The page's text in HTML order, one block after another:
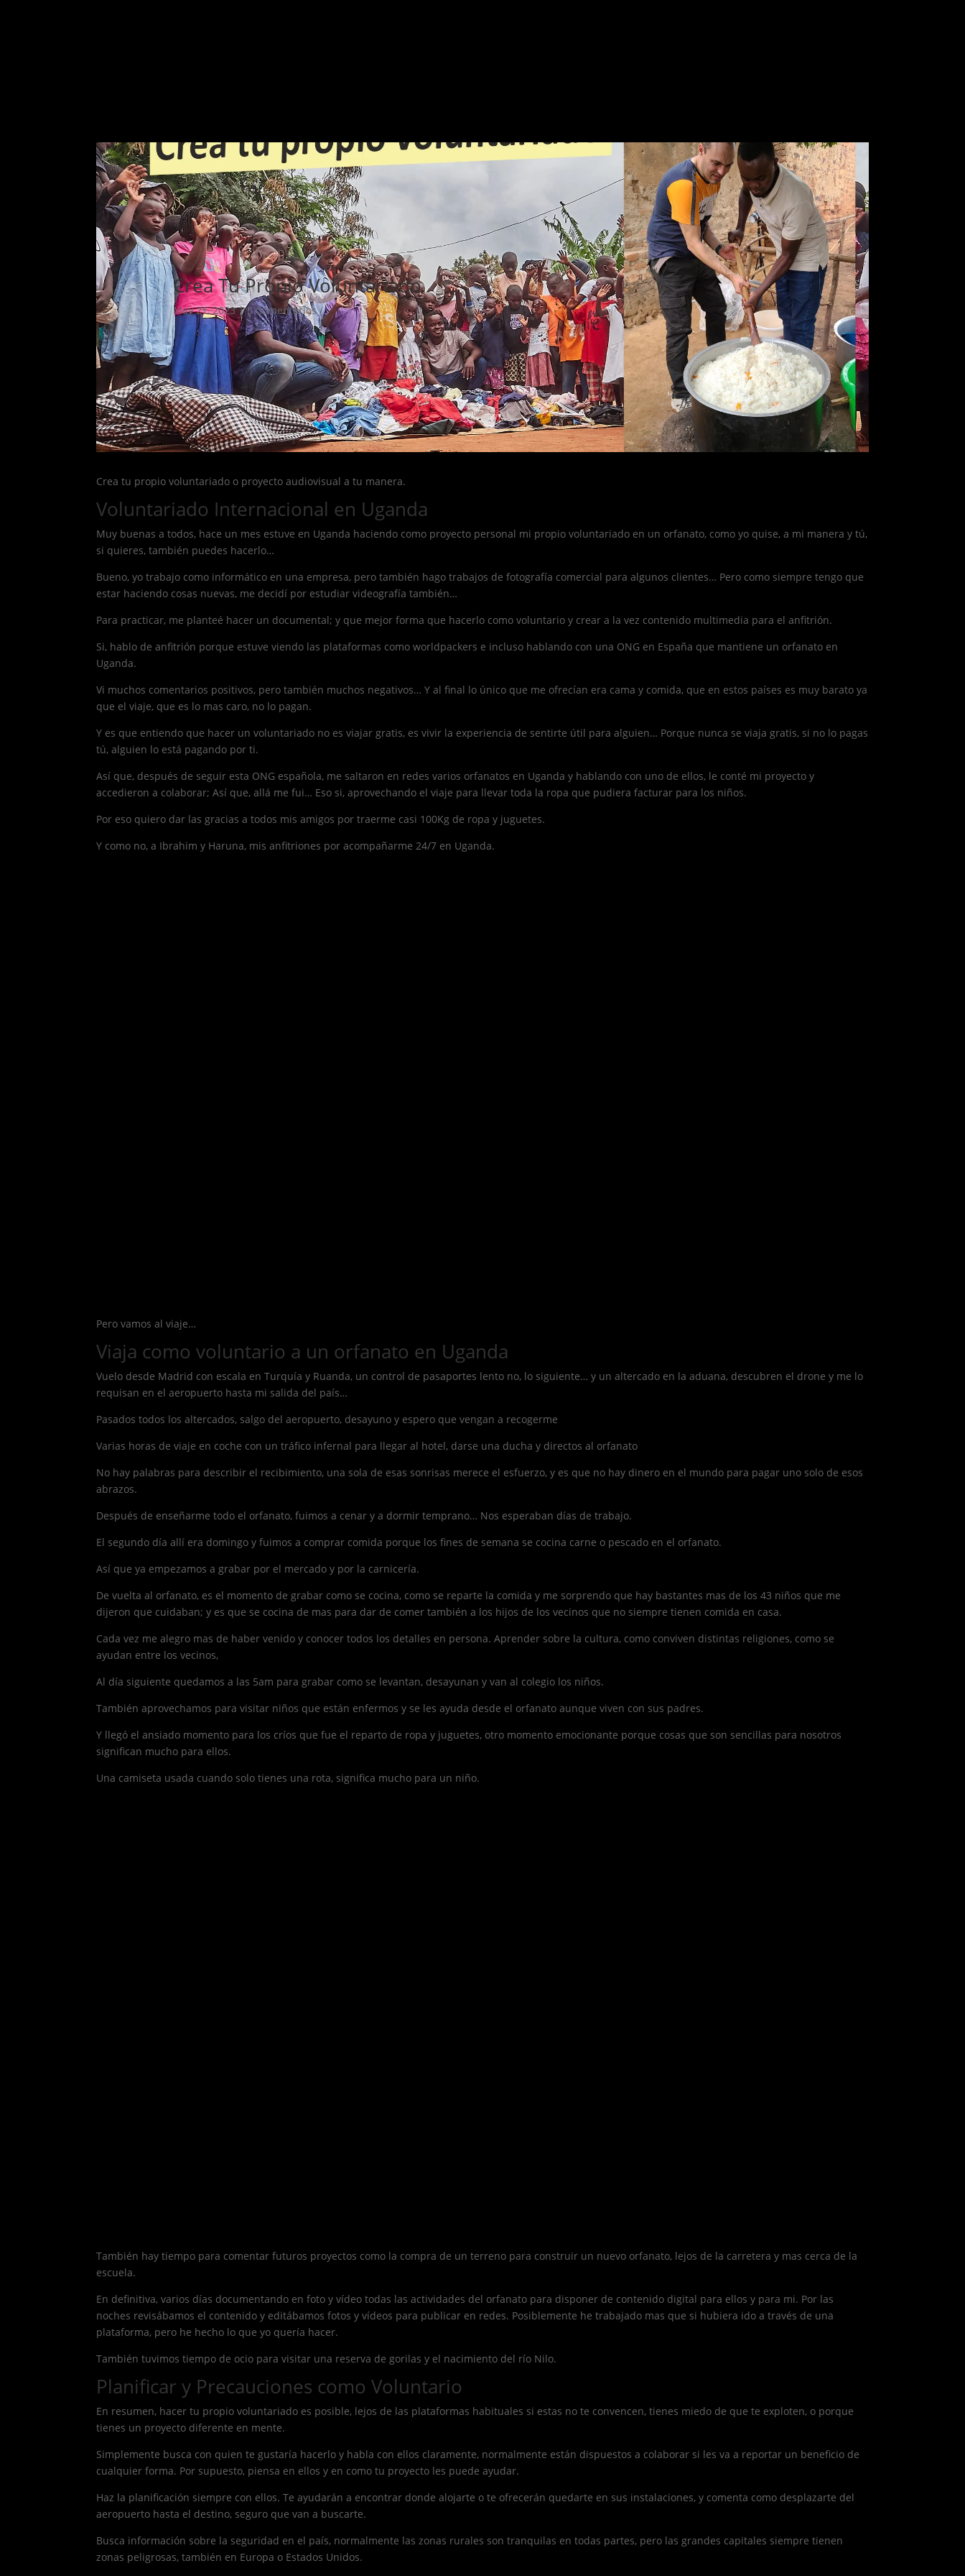
Crea Tu Propio Voluntariado
May 21, 2023|0 Comentarios
Crea tu propio voluntariado o proyecto audiovisual a tu manera.
Voluntariado Internacional en Uganda
Muy buenas a todos, hace un mes estuve en Uganda haciendo como proyecto personal mi propio voluntariado en un orfanato, como yo quise, a mi manera y tú,
si quieres, también puedes hacerlo…
Bueno, yo trabajo como informático en una empresa, pero también hago trabajos de fotografía comercial para algunos clientes… Pero como siempre tengo que
estar haciendo cosas nuevas, me decidí por estudiar videografía también…
Para practicar, me planteé hacer un documental; y que mejor forma que hacerlo como voluntario y crear a la vez contenido multimedia para el anfitrión.
Si, hablo de anfitrión porque estuve viendo las plataformas como worldpackers e incluso hablando con una ONG en España que mantiene un orfanato en
Uganda.
Vi muchos comentarios positivos, pero también muchos negativos… Y al final lo único que me ofrecían era cama y comida, que en estos países es muy barato ya
que el viaje, que es lo mas caro, no lo pagan.
Y es que entiendo que hacer un voluntariado no es viajar gratis, es vivir la experiencia de sentirte útil para alguien… Porque nunca se viaja gratis, si no lo pagas
tú, alguien lo está pagando por ti.
Así que, después de seguir esta ONG española, me saltaron en redes varios orfanatos en Uganda y hablando con uno de ellos, le conté mi proyecto y
accedieron a colaborar; Así que, allá me fui… Eso si, aprovechando el viaje para llevar toda la ropa que pudiera facturar para los niños.
Por eso quiero dar las gracias a todos mis amigos por traerme casi 100Kg de ropa y juguetes.
Y como no, a Ibrahim y Haruna, mis anfitriones por acompañarme 24/7 en Uganda.
Pero vamos al viaje…
Viaja como voluntario a un orfanato en Uganda
Vuelo desde Madrid con escala en Turquía y Ruanda, un control de pasaportes lento no, lo siguiente… y un altercado en la aduana, descubren el drone y me lo
requisan en el aeropuerto hasta mi salida del país…
Pasados todos los altercados, salgo del aeropuerto, desayuno y espero que vengan a recogerme
Varias horas de viaje en coche con un tráfico infernal para llegar al hotel, darse una ducha y directos al orfanato
No hay palabras para describir el recibimiento, una sola de esas sonrisas merece el esfuerzo, y es que no hay dinero en el mundo para pagar uno solo de esos
abrazos.
Después de enseñarme todo el orfanato, fuimos a cenar y a dormir temprano… Nos esperaban días de trabajo.
El segundo día allí era domingo y fuimos a comprar comida porque los fines de semana se cocina carne o pescado en el orfanato.
Así que ya empezamos a grabar por el mercado y por la carnicería.
De vuelta al orfanato, es el momento de grabar como se cocina, como se reparte la comida y me sorprendo que hay bastantes mas de los 43 niños que me
dijeron que cuidaban; y es que se cocina de mas para dar de comer también a los hijos de los vecinos que no siempre tienen comida en casa.
Cada vez me alegro mas de haber venido y conocer todos los detalles en persona. Aprender sobre la cultura, como conviven distintas religiones, como se
ayudan entre los vecinos,
Al día siguiente quedamos a las 5am para grabar como se levantan, desayunan y van al colegio los niños.
También aprovechamos para visitar niños que están enfermos y se les ayuda desde el orfanato aunque viven con sus padres.
Y llegó el ansiado momento para los críos que fue el reparto de ropa y juguetes, otro momento emocionante porque cosas que son sencillas para nosotros
significan mucho para ellos.
Una camiseta usada cuando solo tienes una rota, significa mucho para un niño.
También hay tiempo para comentar futuros proyectos como la compra de un terreno para construir un nuevo orfanato, lejos de la carretera y mas cerca de la
escuela.
En definitiva, varios días documentando en foto y vídeo todas las actividades del orfanato para disponer de contenido digital para ellos y para mi. Por las
noches revisábamos el contenido y editábamos fotos y vídeos para publicar en redes. Posiblemente he trabajado mas que si hubiera ido a través de una
plataforma, pero he hecho lo que yo quería hacer.
También tuvimos tiempo de ocio para visitar una reserva de gorilas y el nacimiento del río Nilo.
Planificar y Precauciones como Voluntario
En resumen, hacer tu propio voluntariado es posible, lejos de las plataformas habituales si estas no te convencen, tienes miedo de que te exploten, o porque
tienes un proyecto diferente en mente.
Simplemente busca con quien te gustaría hacerlo y habla con ellos claramente, normalmente están dispuestos a colaborar si les va a reportar un beneficio de
cualquier forma. Por supuesto, piensa en ellos y en como tu proyecto les puede ayudar.
Haz la planificación siempre con ellos. Te ayudarán a encontrar donde alojarte o te ofrecerán quedarte en sus instalaciones, y comenta como desplazarte del
aeropuerto hasta el destino, seguro que van a buscarte.
Busca información sobre la seguridad en el país, normalmente las zonas rurales son tranquilas en todas partes, pero las grandes capitales siempre tienen
zonas peligrosas, también en Europa o Estados Unidos.